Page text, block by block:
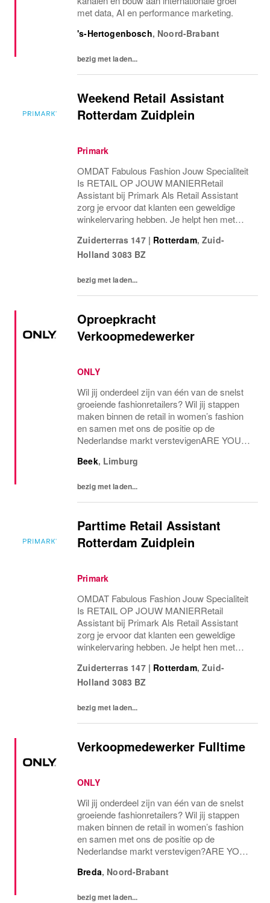
met data, AI en performance marketing.
's-Hertogenbosch, Noord-Brabant
bezig met laden...
Weekend Retail Assistant
Rotterdam Zuidplein
Primark
OMDAT Fabulous Fashion Jouw Specialiteit
Is RETAIL OP JOUW MANIERRetail
Assistant bij Primark Als Retail Assistant
zorg je ervoor dat klanten een geweldige
winkelervaring hebben. Je helpt hen met
winkel netjes en overzichtelijk houdt. Bij de
kassa bied je...
Zuiderterras 147 | Rotterdam,Zuid-
Holland 3083 BZ
bezig met laden...
Oproepkracht
Verkoopmedewerker
ONLY
Wil jij onderdeel zijn van één van de snelst
groeiende fashionretailers? Wil jij stappen
maken binnen de retail in women’s fashion
en samen met ons de positie op de
Nederlandse markt verstevigenARE YOU
Store in Beek zijn we op zoek naar een
Beek, Limburg
bezig met laden...
Parttime Retail Assistant
Rotterdam Zuidplein
Primark
OMDAT Fabulous Fashion Jouw Specialiteit
Is RETAIL OP JOUW MANIERRetail
Assistant bij Primark Als Retail Assistant
zorg je ervoor dat klanten een geweldige
winkelervaring hebben. Je helpt hen met
winkel netjes en overzichtelijk houdt. Bij de
kassa bied je...
Zuiderterras 147 | Rotterdam,Zuid-
Holland 3083 BZ
bezig met laden...
Verkoopmedewerker Fulltime
ONLY
Wil jij onderdeel zijn van één van de snelst
groeiende fashionretailers? Wil jij stappen
maken binnen de retail in women’s fashion
en samen met ons de positie op de
Nederlandse markt verstevigen?ARE YOU
Store in Breda zijn we op zoek naar een
Breda, Noord-Brabant
bezig met laden...